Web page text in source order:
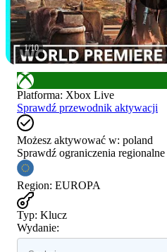
1/10
Platforma: Xbox Live
Sprawdź przewodnik aktywacji
Możesz aktywować w: poland
Sprawdź ograniczenia regionalne
Region: EUROPA
Typ: Klucz
Wydanie: